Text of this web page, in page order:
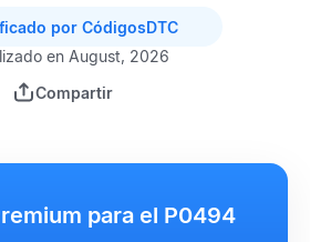
por CódigosDTC
en August, 2026
Compartir
para el P0494